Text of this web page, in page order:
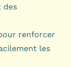
des
renforcer
les